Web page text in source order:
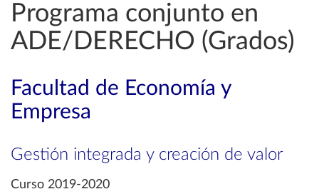
Programa conjunto en
ADE/DERECHO (Grados)
Facultad de Economía y
Empresa
Gestión integrada y creación de valor
Curso 2019-2020